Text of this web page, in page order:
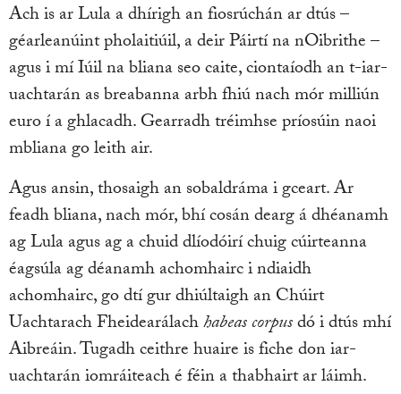
Ach is ar Lula a dhírigh an fiosrúchán ar dtús –
géarleanúint pholaitiúil, a deir Páirtí na nOibrithe –
agus i mí Iúil na bliana seo caite, ciontaíodh an t-iar-
uachtarán as breabanna arbh fhiú nach mór milliún
euro í a ghlacadh. Gearradh tréimhse príosúin naoi
mbliana go leith air.
Agus ansin, thosaigh an sobaldráma i gceart. Ar
feadh bliana, nach mór, bhí cosán dearg á dhéanamh
ag Lula agus ag a chuid dlíodóirí chuig cúirteanna
éagsúla ag déanamh achomhairc i ndiaidh
achomhairc, go dtí gur dhiúltaigh an Chúirt
Uachtarach Fheidearálachhabeas corpusdó i dtús mhí
Aibreáin. Tugadh ceithre huaire is fiche don iar-
uachtarán iomráiteach é féin a thabhairt ar láimh.